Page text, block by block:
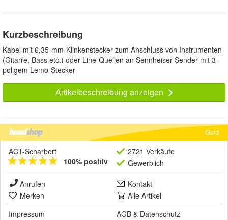
Kurzbeschreibung
Kabel mit 6,35-mm-Klinkenstecker zum Anschluss von Instrumenten
(Gitarre, Bass etc.) oder Line-Quellen an Sennheiser-Sender mit 3-
poligem Lemo-Stecker
Artikelbeschreibung anzeigen
Gold
ACT-Scharbert
100% positiv
2721 Verkäufe
Gewerblich
Anrufen
Kontakt
Merken
Alle Artikel
Impressum
AGB & Datenschutz